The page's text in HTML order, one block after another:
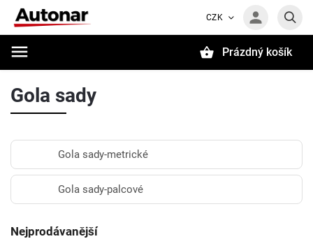
CZK
Prázdný košík
Gola sady
Gola sady-metrické
Gola sady-palcové
Nejprodávanější